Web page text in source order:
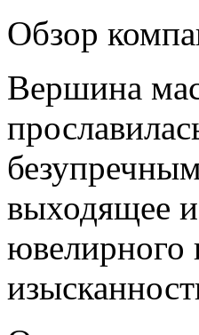
Обзор
Вершина
выходящее
ювелирного